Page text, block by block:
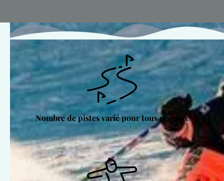
Nombre de pistes varié pour tous niveaux